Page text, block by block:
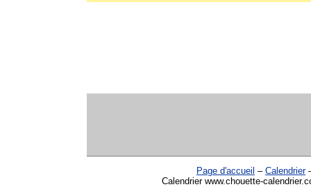
Page d'accueil – Calendrier
Calendrier www.chouette-